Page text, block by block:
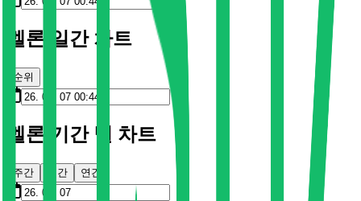
멜론 일간 차트
순위
멜론 기간 별 차트
주간 월간 연간